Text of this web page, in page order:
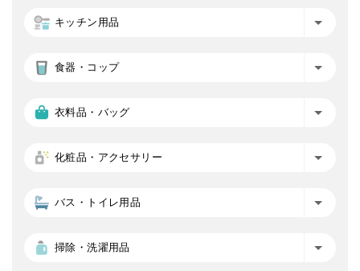
キッチン用品
食器・コップ
衣料品・バッグ
化粧品・アクセサリー
バス・トイレ用品
掃除・洗濯用品